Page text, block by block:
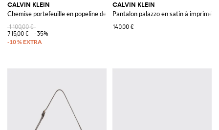
CALVIN KLEIN
Chemise portefeuille en popeline de coton avec col V
1 100,00 €
715,00 €
-35%
CALVIN KLEIN
Pantalon palazzo en satin à imprimé
140,00 €